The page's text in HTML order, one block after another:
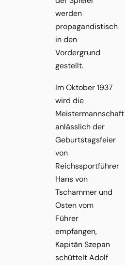
werden
propagandistisch
in den
Vordergrund
gestellt.
Im Oktober 1937
wird die
Meistermannschaft
anlässlich der
Geburtstagsfeier
von
Reichssportführer
Hans von
Tschammer und
Osten vom
Führer
empfangen,
Kapitän Szepan
schüttelt Adolf